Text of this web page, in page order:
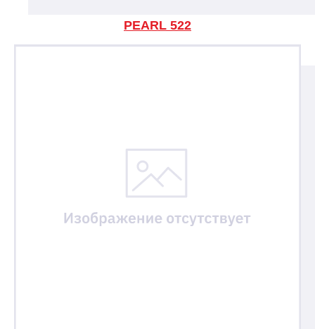
PEARL 522